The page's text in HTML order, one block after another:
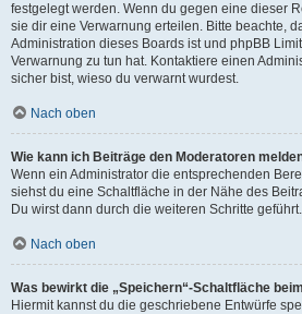
festgelegt werden. Wenn du gegen eine dieser
sie dir eine Verwarnung erteilen. Bitte beachte,
Administration dieses Boards ist und phpBB
Verwarnung zu tun hat. Kontaktiere einen
sicher bist, wieso du verwarnt wurdest.
Nach oben
Wie kann ich Beiträge den Moderatoren
Wenn ein Administrator die entsprechenden
siehst du eine Schaltfläche in der Nähe des
Du wirst dann durch die weiteren Schritte geführt.
Nach oben
Was bewirkt die „Speichern“-Schaltfläche
Hiermit kannst du die geschriebene Entwürfe